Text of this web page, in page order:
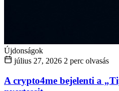
Újdonságok
július 27, 2026 2 perc olvasás
A crypto4me bejelenti a